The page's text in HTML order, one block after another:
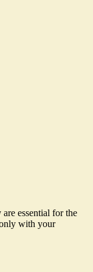
essential for the
with your